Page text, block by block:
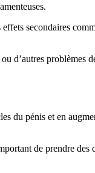
secondaires
d’autres
du pénis et en
de prendre